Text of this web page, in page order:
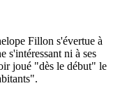
Fillon s'évertue à
s'intéressant ni à ses
joué "dès le début" le